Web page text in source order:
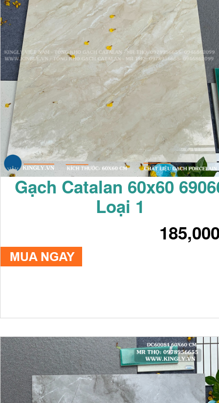
Gạch Catalan 60x60
Loại 1